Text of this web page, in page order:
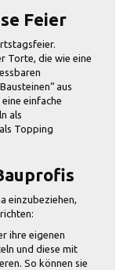
Feier
Torte, die wie eine
aus
einfache
als
Topping
einzubeziehen,
ihre eigenen
und diese mit
So können sie